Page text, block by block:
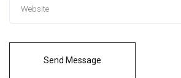
Send Message